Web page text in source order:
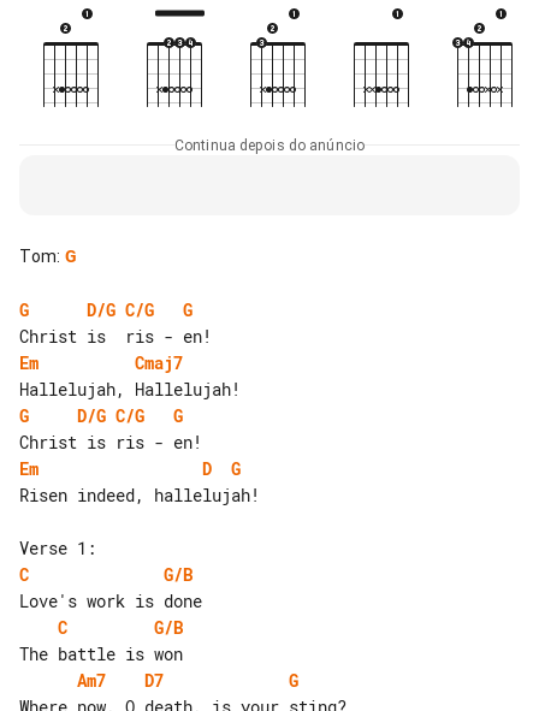
Continua depois do anúncio
Tom: G
G D/G C/G
G
Em
Cmaj7
G
D/G C/G
G
Em
D
G
Risen indeed, hallelujah!
C
G/B
C
G/B
Am7
D7
G